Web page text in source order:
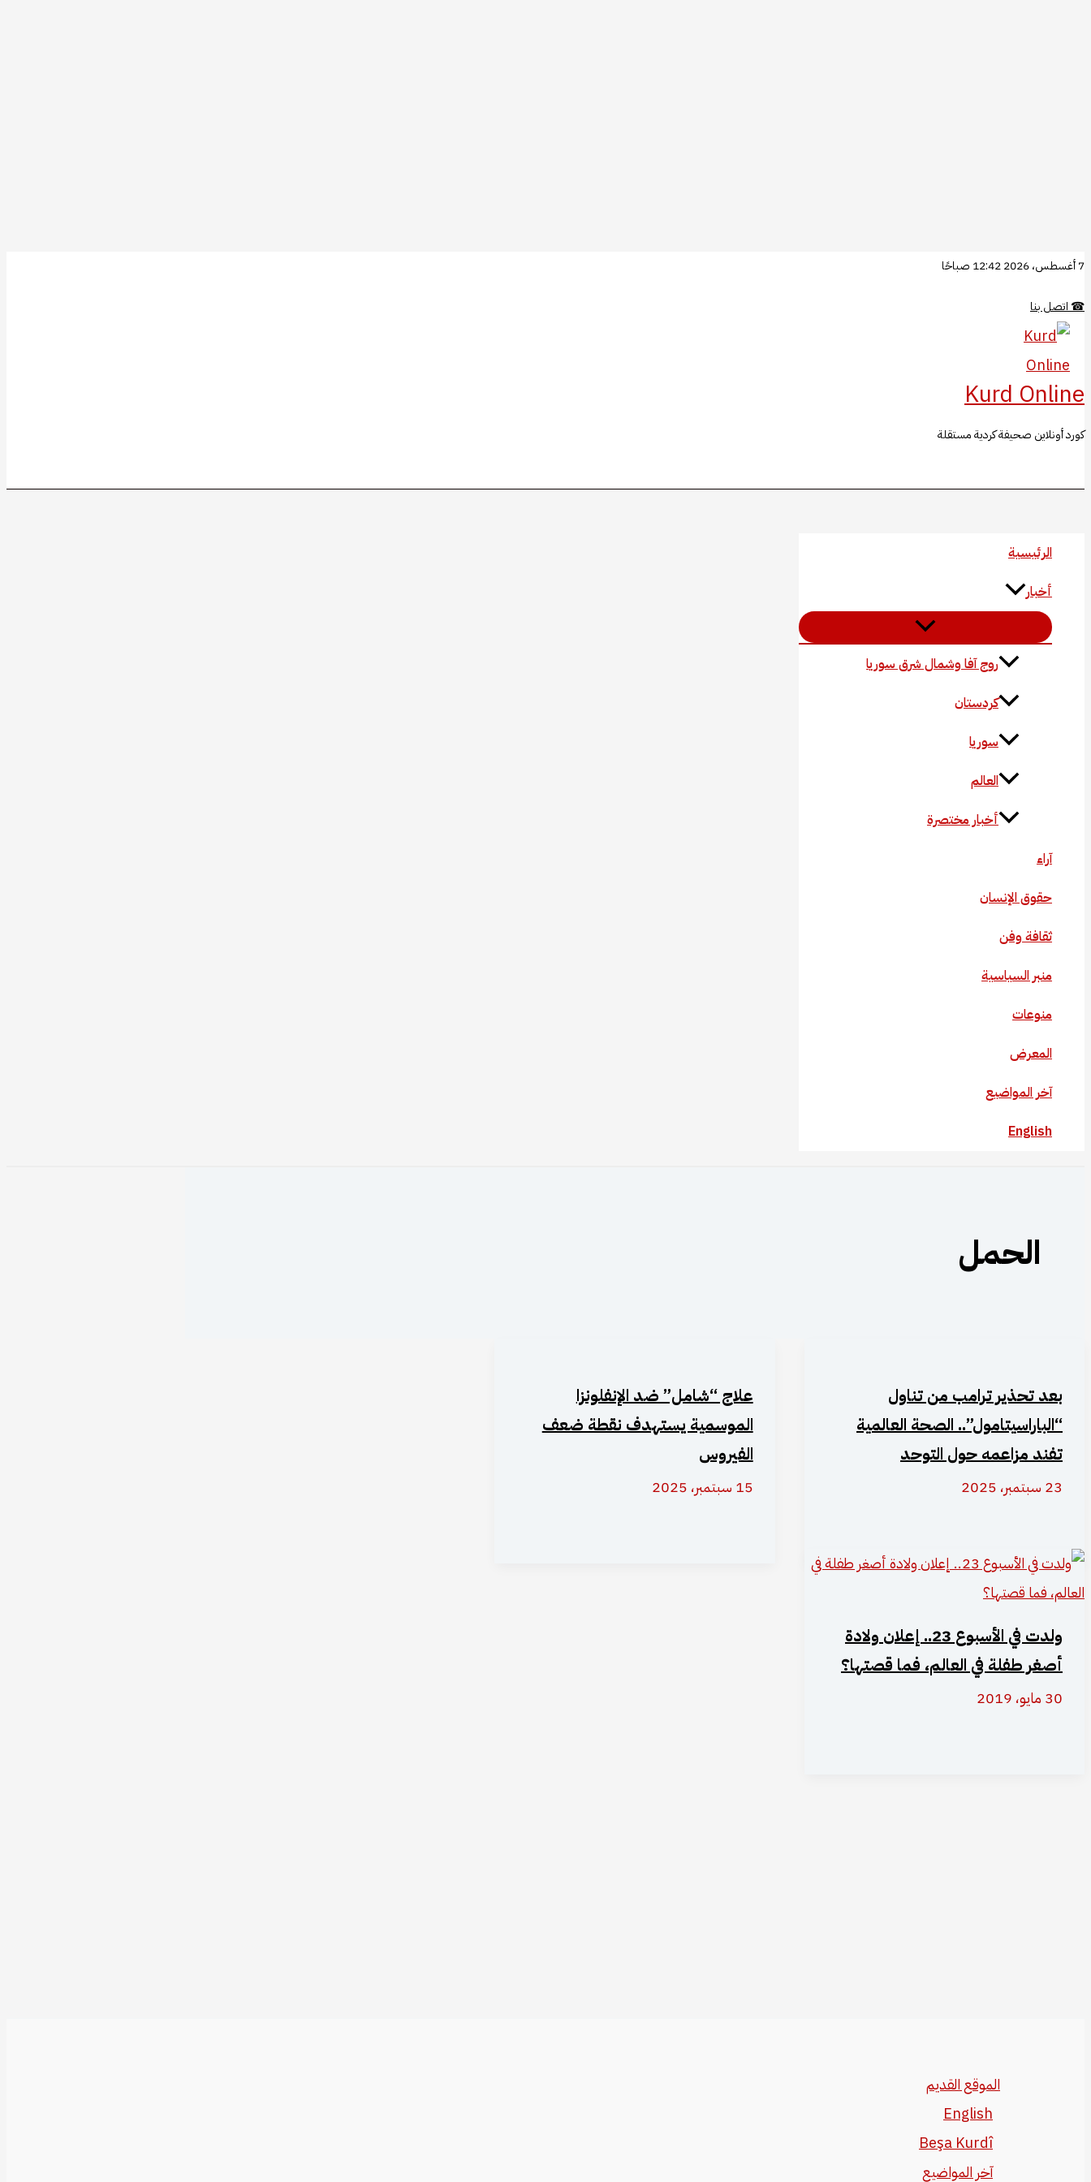
تخطي
المحتوى
7 أغسطس، 2026 12:42 صباحًا
☎ اتصل بنا
Kurd Online
كورد أونلاين صحيفة كردية مستقلة
الرئيسية
أخبار
روج آفا وشمال شرق سوريا
كردستان
سوريا
العالم
أخبار مختصرة
آراء
حقوق الإنسان
ثقافة وفن
منبر السياسية
منوعات
المعرض
آخر المواضيع
English
الحمل
بعد تحذير ترامب من تناول
“الباراسيتامول”.. الصحة العالمية
تفند مزاعمه حول التوحد
23 سبتمبر، 2025
علاج “شامل” ضد الإنفلونزا
الموسمية يستهدف نقطة ضعف
الفيروس
15 سبتمبر، 2025
ولدت في الأسبوع 23.. إعلان ولادة
أصغر طفلة في العالم، فما قصتها؟
30 مايو، 2019
الموقع القديم
English
Beşa Kurdî
آخر المواضيع